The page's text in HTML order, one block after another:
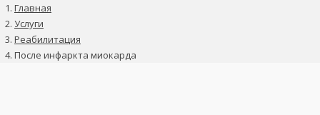
Главная
Услуги
Реабилитация
После инфаркта миокарда